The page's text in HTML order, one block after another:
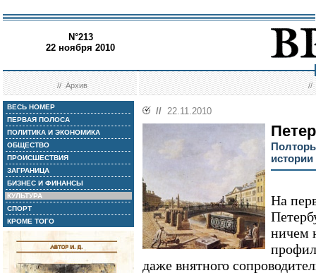
N°213
22 ноября 2010
//Архив //
ВЕСЬ НОМЕР
ПЕРВАЯ ПОЛОСА
ПОЛИТИКА И ЭКОНОМИКА
ОБЩЕСТВО
ПРОИСШЕСТВИЯ
ЗАГРАНИЦА
БИЗНЕС И ФИНАНСЫ
КУЛЬТУРА
СПОРТ
КРОМЕ ТОГО
// 22.11.2010
истории
На
ничем
даже внятного